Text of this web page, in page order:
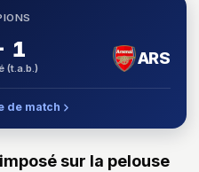
1
(t.a.b.)
ARS
de match
sur la pelouse